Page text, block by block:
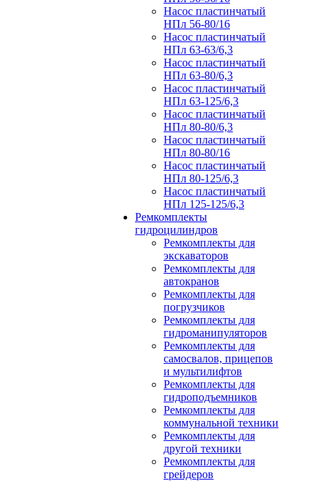
Насос пластинчатый
НПл 56-80/16
Насос пластинчатый
НПл 63-63/6,3
Насос пластинчатый
НПл 63-80/6,3
Насос пластинчатый
НПл 63-125/6,3
Насос пластинчатый
НПл 80-80/6,3
Насос пластинчатый
НПл 80-80/16
Насос пластинчатый
НПл 80-125/6,3
Насос пластинчатый
НПл 125-125/6,3
Ремкомплекты
гидроцилиндров
Ремкомплекты для
экскаваторов
Ремкомплекты для
автокранов
Ремкомплекты для
погрузчиков
Ремкомплекты для
гидроманипуляторов
Ремкомплекты для
самосвалов, прицепов
и мультилифтов
Ремкомплекты для
гидроподъемников
Ремкомплекты для
коммунальной техники
Ремкомплекты для
другой техники
Ремкомплекты для
грейдеров